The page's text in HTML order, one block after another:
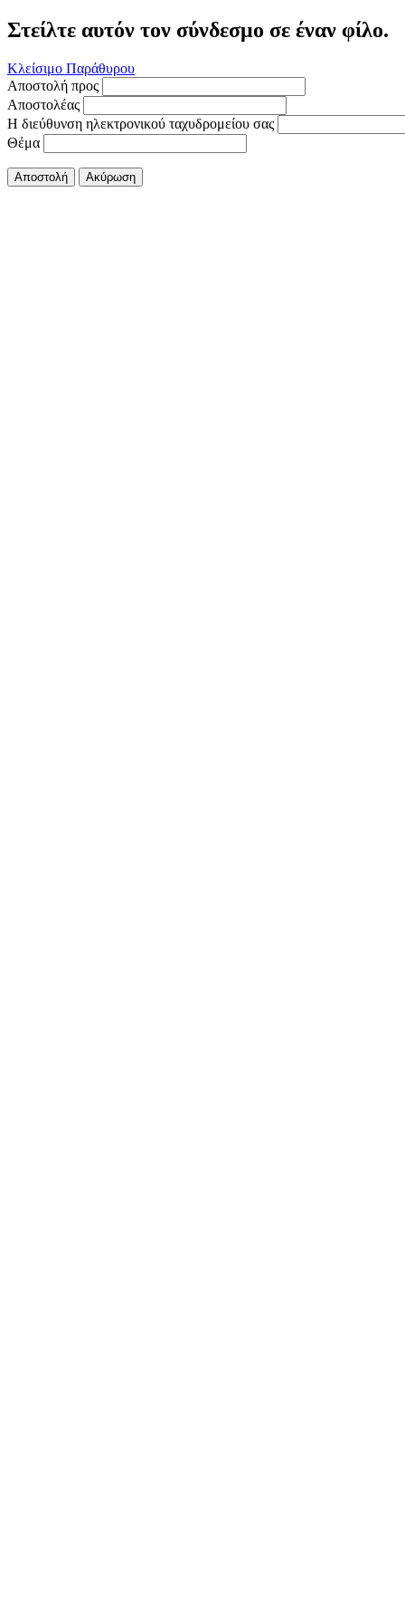
Στείλτε αυτόν τον σύνδεσμο σε έναν φίλο.
Κλείσιμο Παράθυρου
Αποστολή προς
Αποστολέας
Η διεύθυνση ηλεκτρονικού ταχυδρομείου σας
Θέμα
Αποστολή Ακύρωση